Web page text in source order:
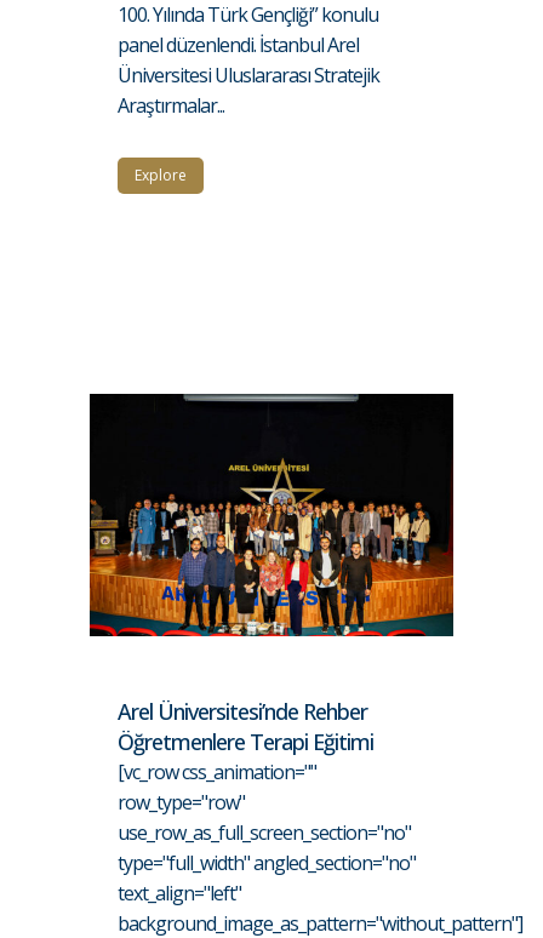
100. Yılında Türk Gençliği” konulu
panel düzenlendi. İstanbul Arel
Üniversitesi Uluslararası Stratejik
Araştırmalar...
Explore
Arel Üniversitesi’nde Rehber
Öğretmenlere Terapi Eğitimi
[vc_row css_animation=""
row_type="row"
use_row_as_full_screen_section="no"
type="full_width" angled_section="no"
text_align="left"
background_image_as_pattern="without_pattern"]